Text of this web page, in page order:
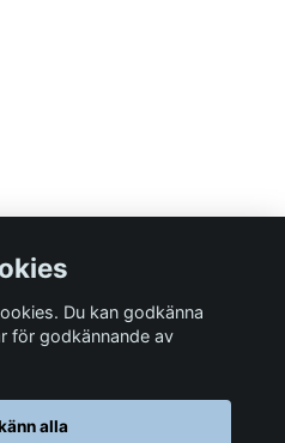
Vi accepterar
Du kan godkänna
för godkännande av
alla